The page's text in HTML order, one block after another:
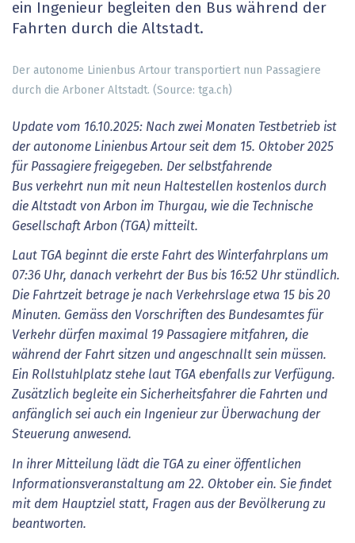
ein Ingenieur begleiten den Bus während der
Fahrten durch die Altstadt.
Der autonome Linienbus Artour transportiert nun Passagiere
durch die Arboner Altstadt. (Source: tga.ch)
Update vom 16.10.2025: Nach zwei Monaten Testbetrieb ist
der autonome Linienbus Artour seit dem 15. Oktober 2025
für Passagiere freigegeben. Der selbstfahrende
Bus verkehrt nun mit neun Haltestellen kostenlos durch
die Altstadt von Arbon im Thurgau, wie die Technische
Gesellschaft Arbon (TGA) mitteilt.
Laut TGA beginnt die erste Fahrt des Winterfahrplans um
07:36 Uhr, danach verkehrt der Bus bis 16:52 Uhr stündlich.
Die Fahrtzeit betrage je nach Verkehrslage etwa 15 bis 20
Minuten. Gemäss den Vorschriften des Bundesamtes für
Verkehr dürfen maximal 19 Passagiere mitfahren, die
während der Fahrt sitzen und angeschnallt sein müssen.
Ein Rollstuhlplatz stehe laut TGA ebenfalls zur Verfügung.
Zusätzlich begleite ein Sicherheitsfahrer die Fahrten und
anfänglich sei auch ein Ingenieur zur Überwachung der
Steuerung anwesend.
In ihrer Mitteilung lädt die TGA zu einer öffentlichen
Informationsveranstaltung am 22. Oktober ein. Sie findet
mit dem Hauptziel statt, Fragen aus der Bevölkerung zu
beantworten.